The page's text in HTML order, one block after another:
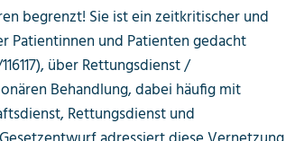
begrenzt! Sie ist ein zeitkritischer und
Patientinnen und Patienten gedacht
über Rettungsdienst /
Behandlung, dabei häufig mit
Rettungsdienst und